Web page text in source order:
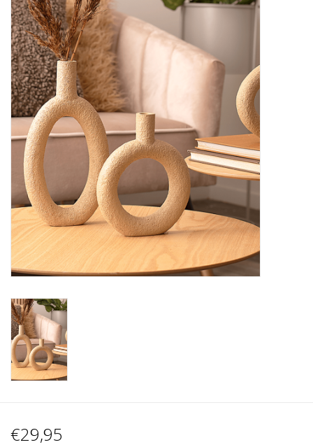
Kids only
Alles zien
NIEUW!
Sale!
Kleuren
€29,95